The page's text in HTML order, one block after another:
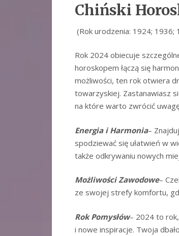
Chiński
(Rok urodzenia: 1924; 1936;
Rok 2024 obiecuje
horoskopem łączą się
możliwości, ten rok otwiera
towarzyskiej. Zastanawiasz
na które warto zwrócić
Energia i Harmonia–
spodziewać się ułatwień w
także odkrywaniu nowych
Możliwości Zawodowe–
ze swojej strefy komfortu,
Rok Pomysłów– 2024 to
i nowe inspiracje. Twoja